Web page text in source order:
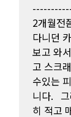
2개월전
다니던
보고 와
고 스크
수있는
니다. 그
히 적고